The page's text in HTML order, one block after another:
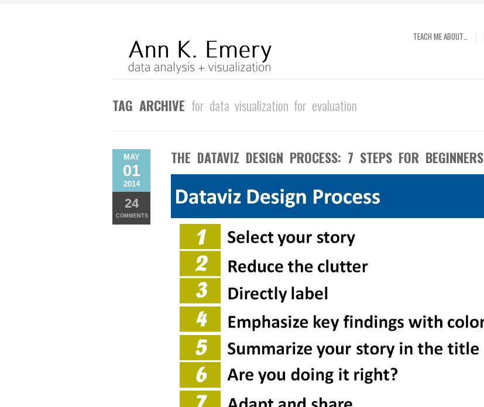
TEACH ME ABOUT…
TAG ARCHIVE for data visualization for evaluation
MAY
01
2014
24
COMMENTS
THE DATAVIZ DESIGN PROCESS: 7 STEPS FOR BEGINNERS